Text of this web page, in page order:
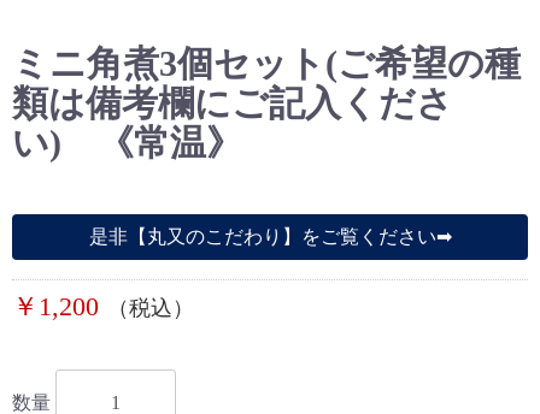
ミニ角煮3個セット(ご希望の種
類は備考欄にご記入くださ
い) 《常温》
是非【丸又のこだわり】をご覧ください➡︎︎
￥1,200 （税込）
数量